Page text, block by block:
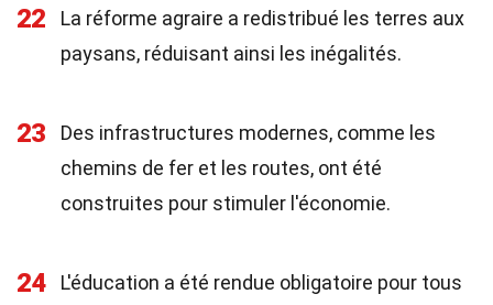
22
La réforme agraire a redistribué les terres aux
paysans, réduisant ainsi les inégalités.
23
Des infrastructures modernes, comme les
chemins de fer et les routes, ont été
construites pour stimuler l'économie.
24
L'éducation a été rendue obligatoire pour tous